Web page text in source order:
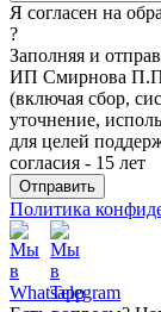
Я согласен на
?
Заполняя и
ИП Смирнова П.П.
(включая сбор,
уточнение,
для целей
согласия - 15 лет
Политика